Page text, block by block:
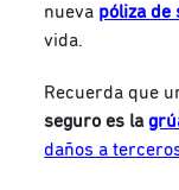
nueva póliza de
vida.
Recuerda que
seguro es la
daños a